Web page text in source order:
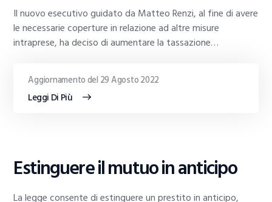
Il nuovo esecutivo guidato da Matteo Renzi, al fine di avere
le necessarie coperture in relazione ad altre misure
intraprese, ha deciso di aumentare la tassazione…
Leggi Di Più
Aggiornamento del 29 Agosto 2022
GUIDE
AL
TRADING
Estinguere il mutuo in anticipo
La legge consente di estinguere un prestito in anticipo,